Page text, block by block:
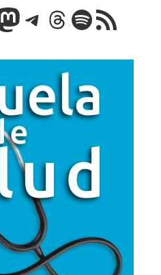
Telegram
Threads
Spotify
Feed RSS